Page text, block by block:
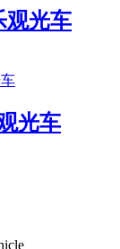
观光车
光车